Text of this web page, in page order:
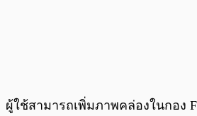
ผู้ใช้สามารถเพิ่มภาพคล่องในกอง